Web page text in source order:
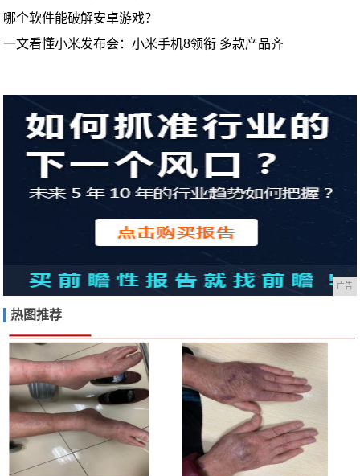
哪个软件能破解安卓游戏？
一文看懂小米发布会：小米手机8领衔 多款产品齐
广告
热图推荐